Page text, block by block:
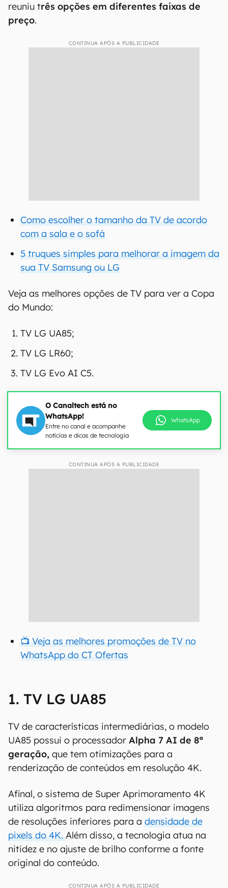
reuniu três opções em diferentes faixas de
preço.
CONTINUA APÓS A PUBLICIDADE
Como escolher o tamanho da TV de acordo
com a sala e o sofá
5 truques simples para melhorar a imagem da
sua TV Samsung ou LG
Veja as melhores opções de TV para ver a Copa
do Mundo:
TV LG UA85;
TV LG LR60;
TV LG Evo AI C5.
O Canaltech está no
WhatsApp!
Entre no canal e acompanhe
notícias e dicas de tecnologia
WhatsApp
CONTINUA APÓS A PUBLICIDADE
📺 Veja as melhores promoções de TV no
WhatsApp do CT Ofertas
1. TV LG UA85
TV de características intermediárias, o modelo
UA85 possui o processador Alpha 7 AI de 8ª
geração, que tem otimizações para a
renderização de conteúdos em resolução 4K.
Afinal, o sistema de Super Aprimoramento 4K
utiliza algoritmos para redimensionar imagens
de resoluções inferiores para a densidade de
pixels do 4K. Além disso, a tecnologia atua na
nitidez e no ajuste de brilho conforme a fonte
original do conteúdo.
CONTINUA APÓS A PUBLICIDADE